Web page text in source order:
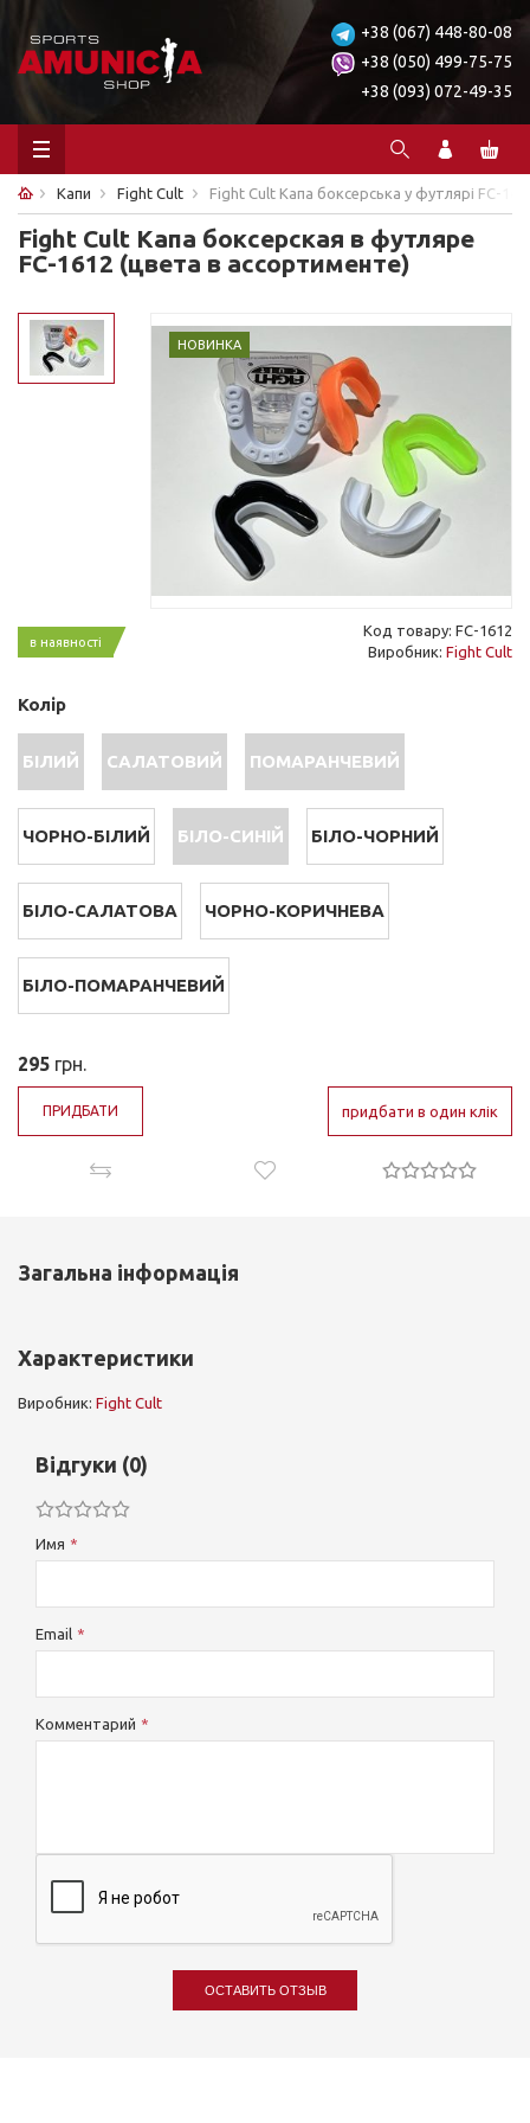
+38 (067) 448-80-08
+38 (050) 499-75-75
+38 (093) 072-49-35
Капи Fight Cult Fight Cult Капа боксерська у футлярі FC-
Fight Cult Капа боксерская в футляре
FC-1612 (цвета в ассортименте)
НОВИНКА
в наявності
Код товару: FC-1612
Виробник: Fight Cult
Колір
БІЛИЙ САЛАТОВИЙ ПОМАРАНЧЕВИЙ
ЧОРНО-БІЛИЙ БІЛО-СИНІЙ БІЛО-ЧОРНИЙ
БІЛО-САЛАТОВА ЧОРНО-КОРИЧНЕВА
БІЛО-ПОМАРАНЧЕВИЙ
295 грн.
ПРИДБАТИ придбати в один клік
Загальна інформація
Характеристики
Виробник: Fight Cult
Відгуки (0)
Имя
Email
Комментарий
ОСТАВИТЬ ОТЗЫВ